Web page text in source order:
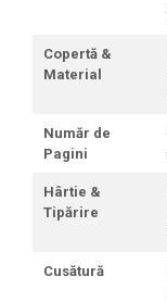
Copertă &
Material
Număr de
Pagini
Hârtie &
Tipărire
Cusătură